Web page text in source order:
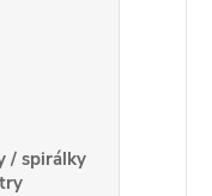
/ spirálky